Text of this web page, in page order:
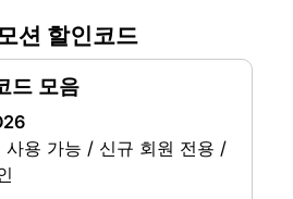
션 할인코드
드 모음
용 가능 / 신규 회원 전용 /